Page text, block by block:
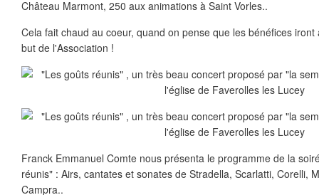
Château Marmont, 250 aux animations à Saint Vorles..
Cela fait chaud au coeur, quand on pense que les bénéfices
but de l'Association !
Franck Emmanuel Comte nous présenta le programme de la
réunis" : Airs, cantates et sonates de Stradella, Scarlatti, Corelli,
Campra..